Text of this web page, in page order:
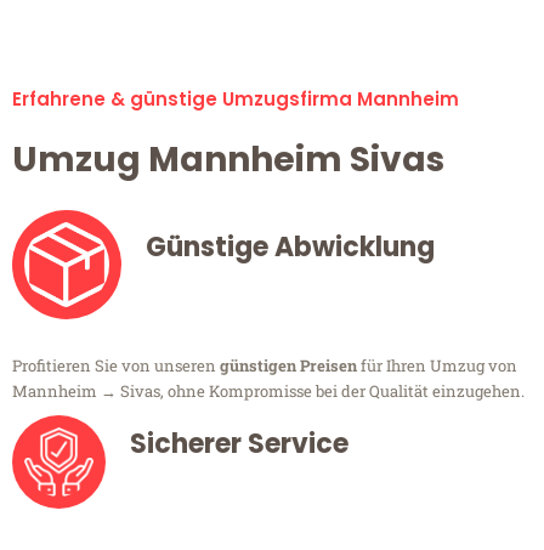
Erfahrene & günstige Umzugsfirma Mannheim
Umzug Mannheim Sivas
Günstige Abwicklung
Profitieren Sie von unseren günstigen Preisenfür Ihren Umzug von
Mannheim → Sivas, ohne Kompromisse bei der Qualität einzugehen.
Sicherer Service